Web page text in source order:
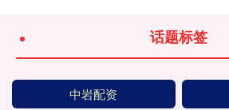
话题标签
中岩配资